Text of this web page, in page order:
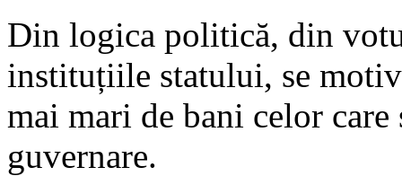
Din logica politică, din
instituțiile statului, se
mai mari de bani celor
guvernare.